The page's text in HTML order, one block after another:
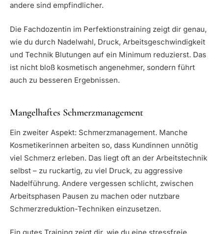
andere sind empfindlicher.
Die Fachdozentin im Perfektionstraining zeigt dir genau,
wie du durch Nadelwahl, Druck, Arbeitsgeschwindigkeit
und Technik Blutungen auf ein Minimum reduzierst. Das
ist nicht bloß kosmetisch angenehmer, sondern führt
auch zu besseren Ergebnissen.
Mangelhaftes Schmerzmanagement
Ein zweiter Aspekt: Schmerzmanagement. Manche
Kosmetikerinnen arbeiten so, dass Kundinnen unnötig
viel Schmerz erleben. Das liegt oft an der Arbeitstechnik
selbst – zu ruckartig, zu viel Druck, zu aggressive
Nadelführung. Andere vergessen schlicht, zwischen
Arbeitsphasen Pausen zu machen oder nutzbare
Schmerzreduktion-Techniken einzusetzen.